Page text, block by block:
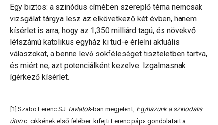
Egy biztos: a szinódus címében szereplő téma nemcsak
vizsgálat tárgya lesz az elkövetkező két évben, hanem
kísérlet is arra, hogy az 1,350 milliárd tagú, és növekvő
létszámú katolikus egyház ki tud-e érlelni aktuális
válaszokat, a benne levő sokféleséget tiszteletben tartva,
és miért ne, azt potenciálként kezelve. Izgalmasnak
ígérkező kísérlet.
[1] Szabó Ferenc SJ Távlatok-ban megjelent, Egyházunk a szinodális
útonc. cikkének első felében kifejti Ferenc pápa gondolatait a